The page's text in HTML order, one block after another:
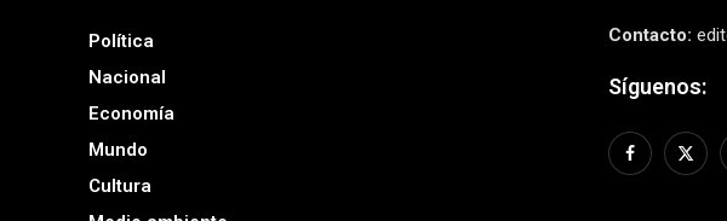
Política
Nacional
Economía
Mundo
Cultura
Contacto:
Síguenos: